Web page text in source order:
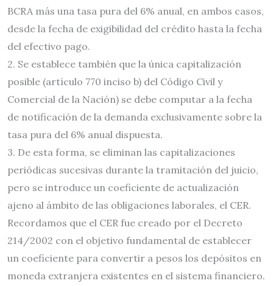
BCRA más una tasa pura del 6% anual, en ambos casos,
desde la fecha de exigibilidad del crédito hasta la fecha
del efectivo pago.
2. Se establece también que la única capitalización
posible (artículo 770 inciso b) del Código Civil y
Comercial de la Nación) se debe computar a la fecha
de notificación de la demanda exclusivamente sobre la
tasa pura del 6% anual dispuesta.
3. De esta forma, se eliminan las capitalizaciones
periódicas sucesivas durante la tramitación del juicio,
pero se introduce un coeficiente de actualización
ajeno al ámbito de las obligaciones laborales, el CER.
Recordamos que el CER fue creado por el Decreto
214/2002 con el objetivo fundamental de establecer
un coeficiente para convertir a pesos los depósitos en
moneda extranjera existentes en el sistema financiero.